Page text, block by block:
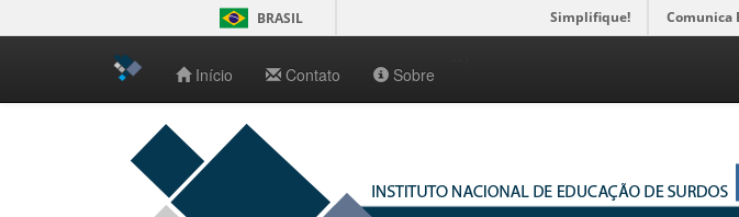
navigation
BRASIL Simplifique! Comunica
Início Contato Sobre